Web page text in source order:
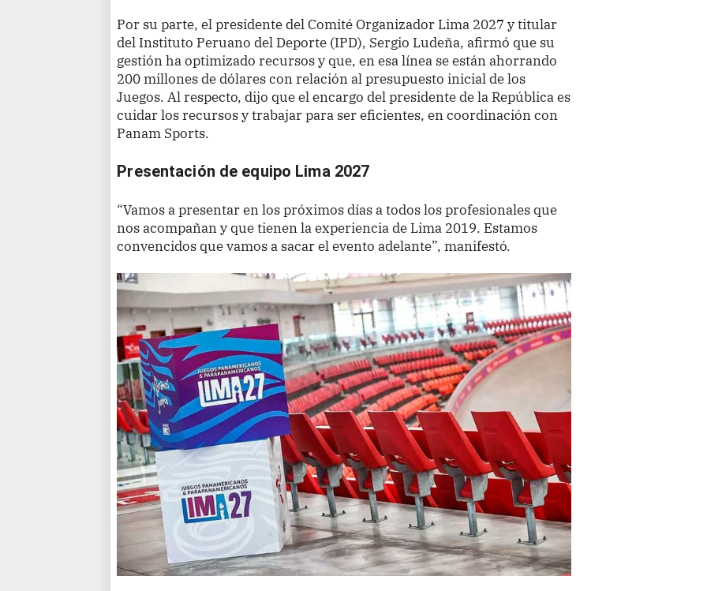
Por su parte, el presidente del Comité Organizador Lima 2027 y titular
del Instituto Peruano del Deporte (IPD), Sergio Ludeña, afirmó que su
gestión ha optimizado recursos y que, en esa línea se están ahorrando
200 millones de dólares con relación al presupuesto inicial de los
Juegos. Al respecto, dijo que el encargo del presidente de la República es
cuidar los recursos y trabajar para ser eficientes, en coordinación con
Panam Sports.
Presentación de equipo Lima 2027
“Vamos a presentar en los próximos días a todos los profesionales que
nos acompañan y que tienen la experiencia de Lima 2019. Estamos
convencidos que vamos a sacar el evento adelante”, manifestó.